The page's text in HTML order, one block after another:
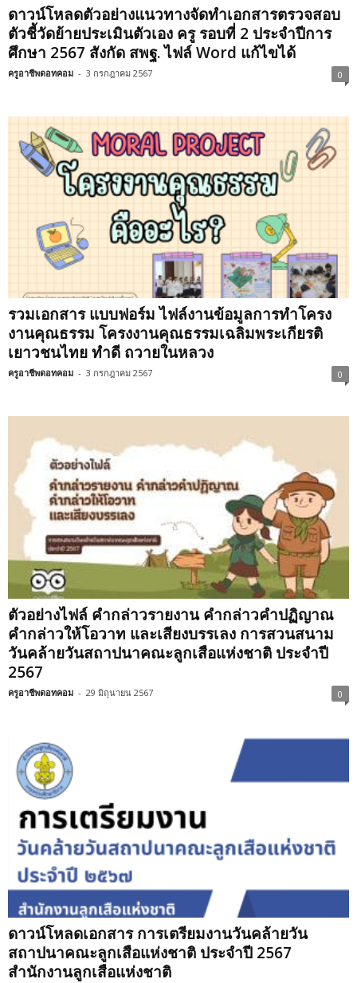
ดาวน์โหลดตัวอย่างแนวทางจัดทำเอกสารตรวจสอบ
ตัวชี้วัดย้ายประเมินตัวเอง ครู รอบที่ 2 ประจำปีการ
ศึกษา 2567 สังกัด สพฐ. ไฟล์ Word แก้ไขได้
ครูอาชีพดอทคอม - 3 กรกฎาคม 2567 0
รวมเอกสาร แบบฟอร์ม ไฟล์งานข้อมูลการทำโครง
งานคุณธรรม โครงงานคุณธรรมเฉลิมพระเกียรติ
เยาวชนไทย ทำดี ถวายในหลวง
ครูอาชีพดอทคอม - 3 กรกฎาคม 2567 0
ตัวอย่างไฟล์ คำกล่าวรายงาน คำกล่าวคำปฏิญาณ
คำกล่าวให้โอวาท และเสียงบรรเลง การสวนสนาม
วันคล้ายวันสถาปนาคณะลูกเสือแห่งชาติ ประจำปี
2567
ครูอาชีพดอทคอม - 29 มิถุนายน 2567 0
ดาวน์โหลดเอกสาร การเตรียมงานวันคล้ายวัน
สถาปนาคณะลูกเสือแห่งชาติ ประจำปี 2567
สำนักงานลูกเสือแห่งชาติ